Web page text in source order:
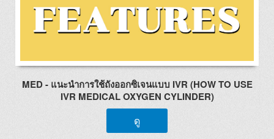
MED - แนะนำการใช้ถังออกซิเจนแบบ IVR (HOW TO USE
IVR MEDICAL OXYGEN CYLINDER)
ดู